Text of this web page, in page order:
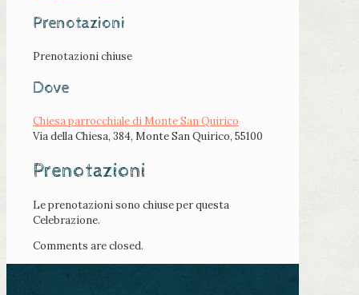
Prenotazioni
Prenotazioni chiuse
Dove
Chiesa parrocchiale di Monte San Quirico
Via della Chiesa, 384, Monte San Quirico, 55100
Prenotazioni
Le prenotazioni sono chiuse per questa
Celebrazione.
Comments are closed.